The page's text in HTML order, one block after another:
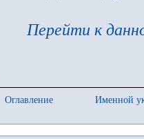
Перейти к
Оглавление
Именной